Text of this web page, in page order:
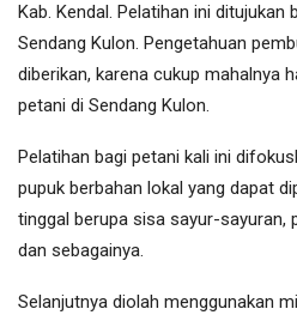
Kab. Kendal. Pelatihan ini
Sendang Kulon. Pengetahuan
diberikan, karena cukup mahalnya
petani di Sendang Kulon.
Pelatihan bagi petani kali ini
pupuk berbahan lokal yang dapat
tinggal berupa sisa sayur-sayuran,
dan sebagainya.
Selanjutnya diolah menggunakan